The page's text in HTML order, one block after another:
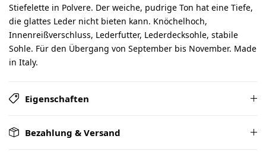
Stiefelette in Polvere. Der weiche, pudrige Ton hat eine Tiefe,
die glattes Leder nicht bieten kann. Knöchelhoch,
Innenreißverschluss, Lederfutter, Lederdecksohle, stabile
Sohle. Für den Übergang von September bis November. Made
in Italy.
Eigenschaften
Bezahlung & Versand